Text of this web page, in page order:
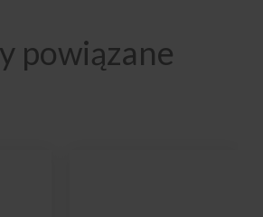
powiązane